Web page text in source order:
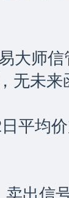
大师
无未来
平均
卖出信